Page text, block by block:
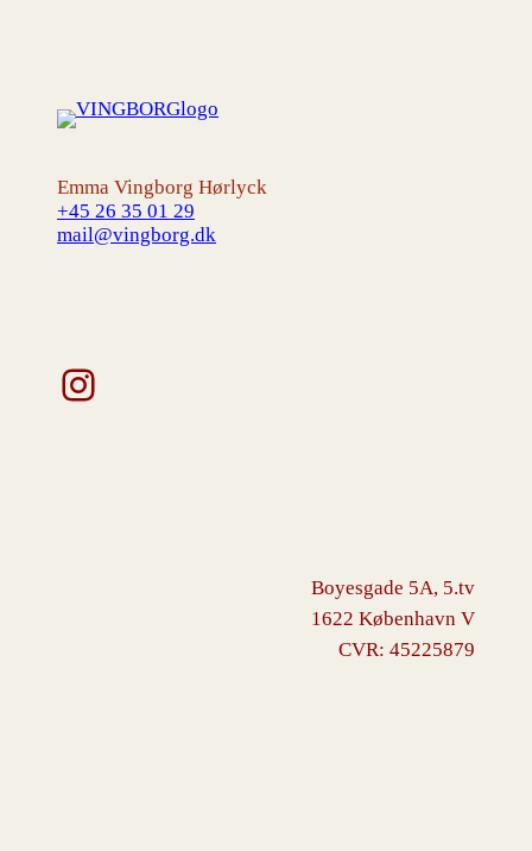
Emma Vingborg Hørlyck
+45 26 35 01 29
mail@vingborg.dk
Instagram
Boyesgade 5A, 5.tv
1622 København V
CVR: 45225879